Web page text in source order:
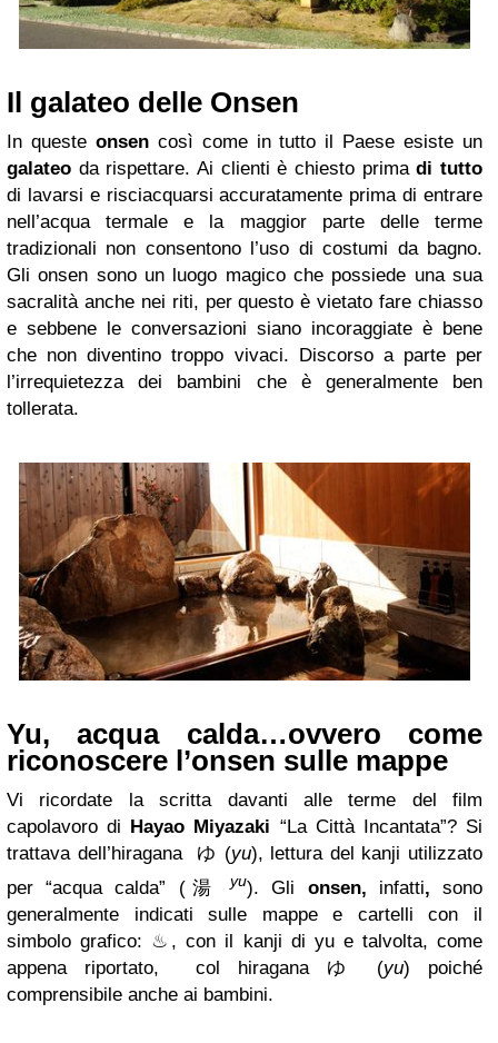
Il galateo delle Onsen
In queste onsencosì come in tutto il Paese esiste un
galateo da rispettare. Ai clienti è chiesto primadi tutto
di lavarsi e risciacquarsi accuratamente prima di entrare
nell’acqua termale e la maggior parte delle terme
tradizionali non consentono l’uso di costumi da bagno.
Gli onsen sono un luogo magico che possiede una sua
sacralità anche nei riti, per questo è vietato fare chiasso
e sebbene le conversazioni siano incoraggiate è bene
che non diventino troppo vivaci. Discorso a parte per
l’irrequietezza dei bambini che è generalmente ben
tollerata.
Yu, acqua calda…ovvero come
riconoscere l’onsen sulle mappe
Vi ricordate la scritta davanti alle terme del film
capolavoro di Hayao Miyazaki “La Città Incantata”? Si
trattava dell’hiragana ゆ (yu), lettura del kanji utilizzato
per “acqua calda” (湯yu). Gli onsen, infatti, sono
generalmente indicati sulle mappe e cartelli con il
simbolo grafico: ♨, con il kanji di yu e talvolta, come
appena riportato, col hiragana ゆ (yu) poiché
comprensibile anche ai bambini.